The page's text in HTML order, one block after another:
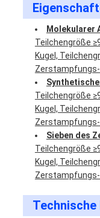
Molekularer
Teilchengröße
Kugel,
Zerstampfungs-
Teilchengröße
Kugel,
Zerstampfungs-
Sieben des
Teilchengröße
Kugel,
Zerstampfungs-